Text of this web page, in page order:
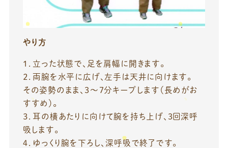
やり方
１．立った状態で、足を肩幅に開きます。
２．両腕を水平に広げ、左手は天井に向けます。
その姿勢のまま、3〜7分キープします（長めがお
すすめ）。
３．耳の横あたりに向けて腕を持ち上げ、3回深呼
吸します。
４．ゆっくり腕を下ろし、深呼吸で終了です。